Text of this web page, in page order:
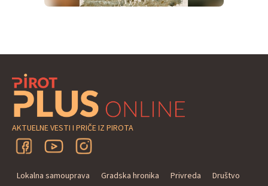
AKTUELNE VESTI I PRIČE IZ PIROTA
Lokalna samouprava Gradska hronika Privreda
Društvo